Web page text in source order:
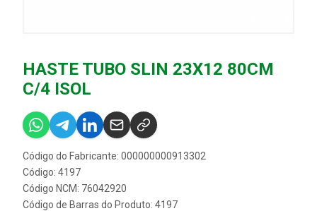
HASTE TUBO SLIN 23X12 80CM
C/4 ISOL
Código do Fabricante: 000000000913302
Código: 4197
Código NCM: 76042920
Código de Barras do Produto: 4197